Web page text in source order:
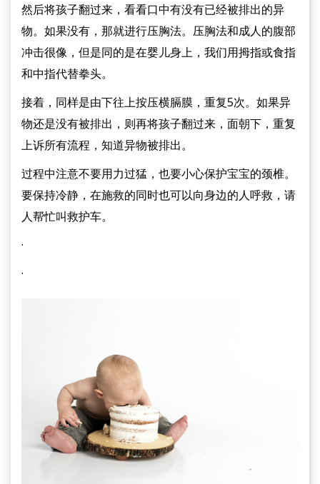
然后将孩子翻过来，看看口中有没有已经被排出的异
物。如果没有，那就进行压胸法。压胸法和成人的腹部
冲击很像，但是同的是在婴儿身上，我们用拇指或食指
和中指代替拳头。
接着，同样是由下往上按压横膈膜，重复5次。如果异
物还是没有被排出，则再将孩子翻过来，面朝下，重复
上诉所有流程，知道异物被排出。
过程中注意不要用力过猛，也要小心保护宝宝的颈椎。
要保持冷静，在施救的同时也可以向身边的人呼救，请
人帮忙叫救护车。
·
·